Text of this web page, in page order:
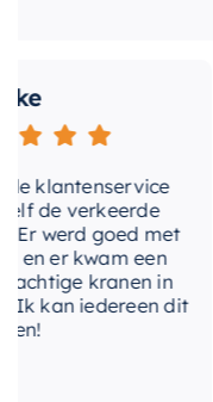
verkeerde
goed met
er kwam een
kranen in
iedereen dit